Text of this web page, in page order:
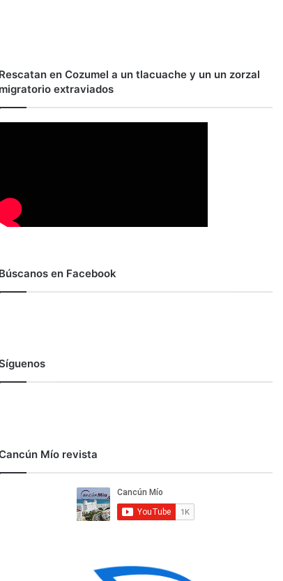
Rescatan en Cozumel a un tlacuache y un un zorzal
migratorio extraviados
Búscanos en Facebook
Mío revista